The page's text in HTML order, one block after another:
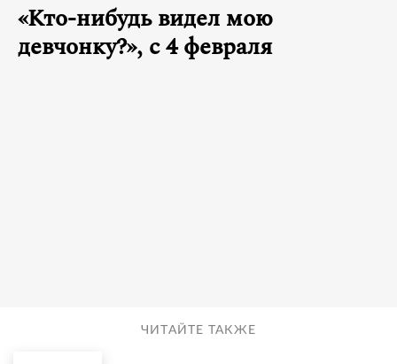
«Кто-нибудь видел мою
девчонку?», с 4 февраля
ЧИТАЙТЕ ТАКЖЕ